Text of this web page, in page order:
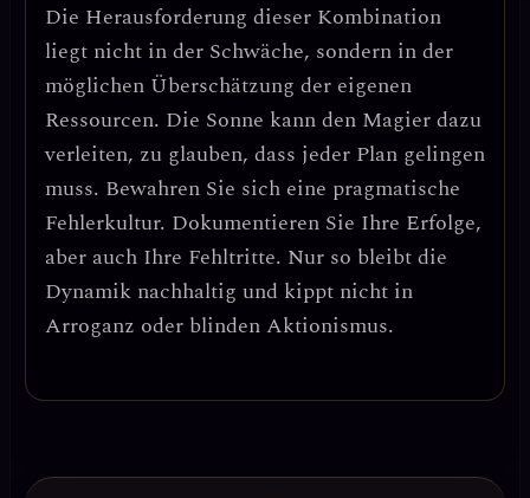
Die Herausforderung dieser Kombination
liegt nicht in der Schwäche, sondern in der
möglichen Überschätzung der eigenen
Ressourcen. Die Sonne kann den Magier dazu
verleiten, zu glauben, dass jeder Plan gelingen
muss. Bewahren Sie sich eine pragmatische
Fehlerkultur. Dokumentieren Sie Ihre Erfolge,
aber auch Ihre Fehltritte. Nur so bleibt die
Dynamik nachhaltig und kippt nicht in
Arroganz oder blinden Aktionismus.